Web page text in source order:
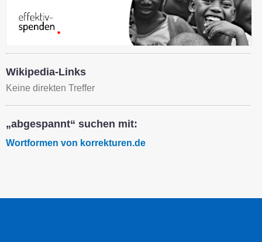
Wikipedia-Links
Keine direkten Treffer
„abgespannt“ suchen mit:
Wortformen von korrekturen.de